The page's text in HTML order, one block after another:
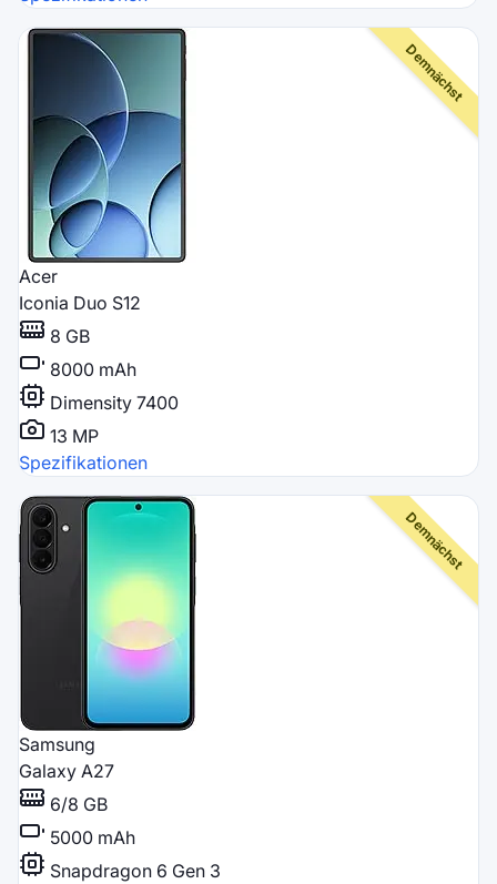
Acer
Iconia Duo S12
8 GB
8000 mAh
Dimensity 7400
13 MP
Spezifikationen
Samsung
Galaxy A27
6/8 GB
5000 mAh
Snapdragon 6 Gen 3